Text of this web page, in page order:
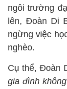
ngôi trường
lên, Đoàn Di
ngừng việc
nghèo.
Cụ thể, Đoàn
gia đình